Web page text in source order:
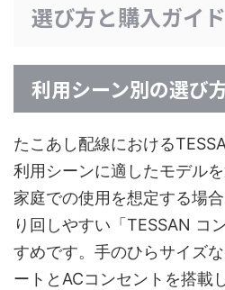
選び方と購入ガイド
利用シーン別の選び
たこあし配線における
利用シーンに適したモデル
家庭での使用を想定する場
り回しやすい「TESSAN コ
すめです。手のひらサイズ
ートとACコンセントを搭載